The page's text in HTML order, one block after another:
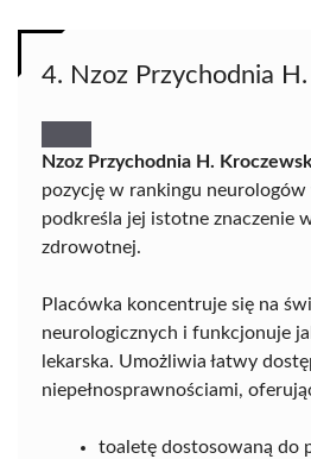
4. Nzoz Przychodnia
Nzoz Przychodnia H.
pozycję w rankingu neurologów
podkreśla jej istotne znaczenie
zdrowotnej.
Placówka koncentruje się na
neurologicznych i funkcjonuje
lekarska. Umożliwia łatwy
niepełnosprawnościami,
toaletę dostosowaną do